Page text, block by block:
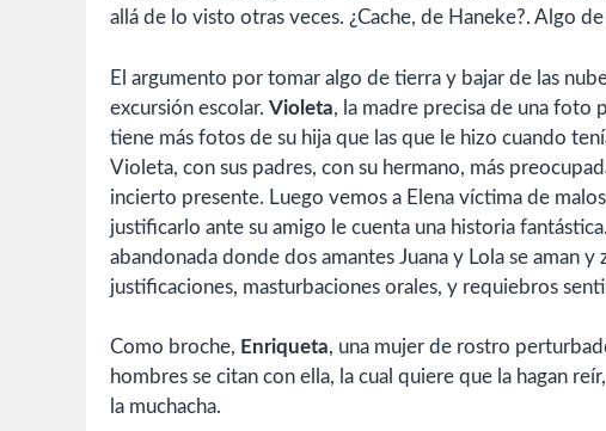
allá de lo visto otras veces. ¿Cache, de Haneke?. Algo de
El argumento por tomar algo de tierra y bajar de las
excursión escolar. Violeta, la madre precisa de una foto
tiene más fotos de su hija que las que le hizo cuando
Violeta, con sus padres, con su hermano, más
incierto presente. Luego vemos a Elena víctima de
justificarlo ante su amigo le cuenta una historia
abandonada donde dos amantes Juana y Lola se aman
justificaciones, masturbaciones orales, y requiebros
Como broche, Enriqueta, una mujer de rostro
hombres se citan con ella, la cual quiere que la hagan
la muchacha.